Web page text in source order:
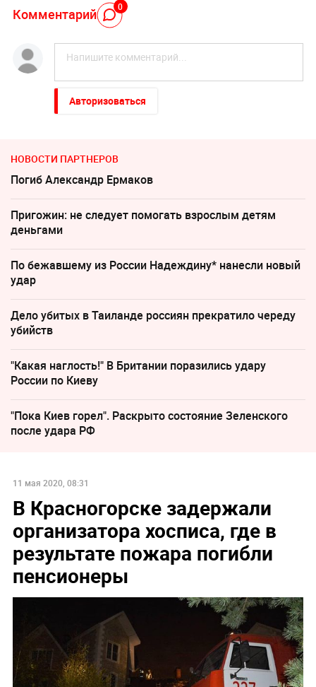
Комментарий 0
Авторизоваться
НОВОСТИ ПАРТНЕРОВ
Погиб Александр Ермаков
Пригожин: не следует помогать взрослым детям
деньгами
По бежавшему из России Надеждину* нанесли новый
удар
Дело убитых в Таиланде россиян прекратило череду
убийств
"Какая наглость!" В Британии поразились удару
России по Киеву
"Пока Киев горел". Раскрыто состояние Зеленского
после удара РФ
11 мая 2020, 08:31
В Красногорске задержали
организатора хосписа, где в
результате пожара погибли
пенсионеры